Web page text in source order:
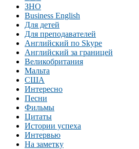
ЗНО
Business English
Для детей
Для преподавателей
Английский по Skype
Английский за границей
Великобритания
Мальта
США
Интересно
Песни
Фильмы
Цитаты
Истории успеха
Интервью
На заметку